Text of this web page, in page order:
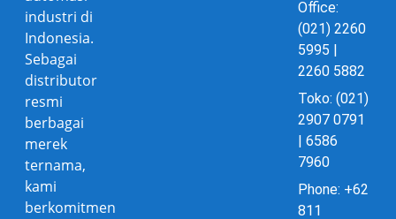
industri di
Indonesia.
Sebagai
distributor
resmi
berbagai
merek
ternama,
kami
berkomitmen
Office:
(021) 2260
5995 |
2260 5882
Toko: (021)
2907 0791
| 6586
7960
Phone: +62
811